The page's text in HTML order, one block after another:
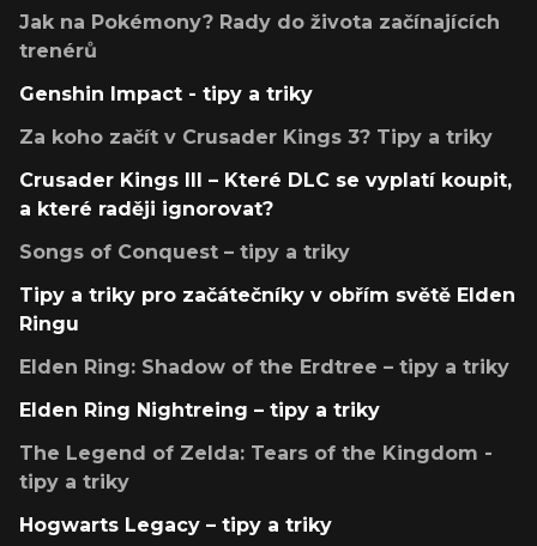
Jak na Pokémony? Rady do života začínajících
trenérů
Genshin Impact - tipy a triky
Za koho začít v Crusader Kings 3? Tipy a triky
Crusader Kings III – Které DLC se vyplatí koupit,
a které raději ignorovat?
Songs of Conquest – tipy a triky
Tipy a triky pro začátečníky v obřím světě Elden
Ringu
Elden Ring: Shadow of the Erdtree – tipy a triky
Elden Ring Nightreing – tipy a triky
The Legend of Zelda: Tears of the Kingdom -
tipy a triky
Hogwarts Legacy – tipy a triky